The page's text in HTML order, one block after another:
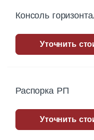
Консоль
Уточнить
Распорка РП
Уточнить